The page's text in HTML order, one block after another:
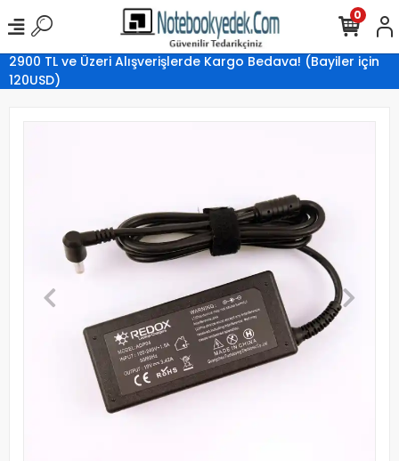
2900 TL ve Üzeri Alışverişlerde Kargo Bedava! (Bayiler için
120USD)
0